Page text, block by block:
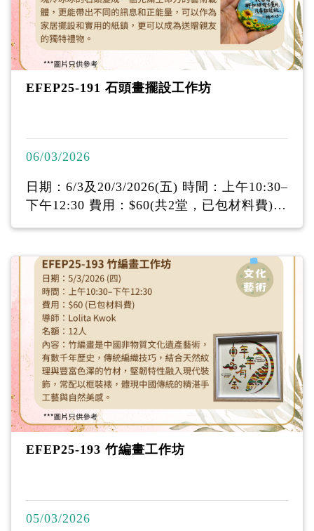
望。 主花：向日葵；伴花：太陽花、桔梗；
碎花：滿天星、勿忘我；葉材：雀巢芒、沙
巴葉 備註：請自備花剪、帶走的花袋及垃圾
袋（自用）
EFEP25-191 石頭畫擺設工作坊
06/03/2026
日期：6/3及20/3/2026(五) 時間：上午10:30‒
下午12:30 費用：$60(共2堂，已包材料費)
特的，經過繪畫，由一 塊冷冰冰的石頭變成
一個充滿生命力的藝術載 體，更能帶出不同
的訊息和正能量，可以作為 家居擺設和實用
的紙鎮，更可以成為送贈親友 的獨特禮物。
EFEP25-193 竹編畫工作坊
05/03/2026